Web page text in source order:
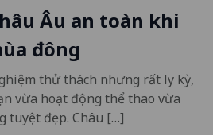
Âu an toàn khi
đông
thử thách nhưng rất ly kỳ,
vừa hoạt động thể thao vừa
tuyệt đẹp. Châu […]